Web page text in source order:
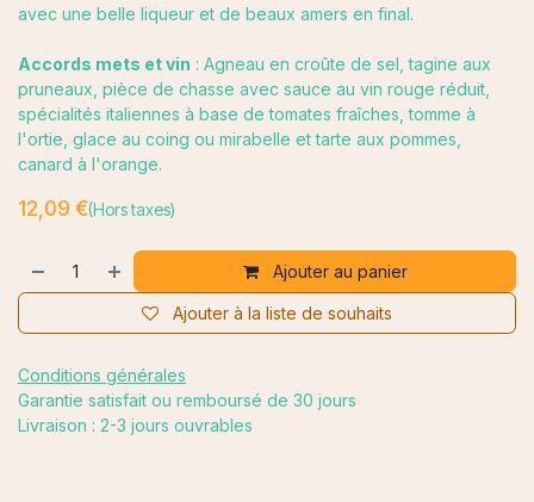
avec une belle liqueur et de beaux amers en final.
Accords mets et vin : Agneau en croûte de sel, tagine aux
pruneaux, pièce de chasse avec sauce au vin rouge réduit,
spécialités italiennes à base de tomates fraîches, tomme à
l'ortie, glace au coing ou mirabelle et tarte aux pommes,
canard à l'orange.
12,09 €(Hors taxes)
Ajouter au panier
Ajouter à la liste de souhaits
Conditions générales
Garantie satisfait ou remboursé de 30 jours
Livraison : 2-3 jours ouvrables